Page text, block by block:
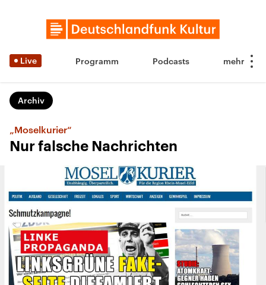
Live Programm Podcasts
Archiv
„Moselkurier“
Nur falsche Nachrichten